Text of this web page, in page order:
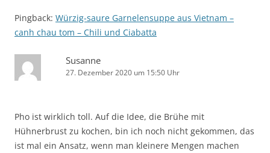
Pingback: Würzig-saure Garnelensuppe aus Vietnam –
canh chau tom – Chili und Ciabatta
Susanne
27. Dezember 2020 um 15:50 Uhr
Pho ist wirklich toll. Auf die Idee, die Brühe mit
Hühnerbrust zu kochen, bin ich noch nicht gekommen, das
ist mal ein Ansatz, wenn man kleinere Mengen machen